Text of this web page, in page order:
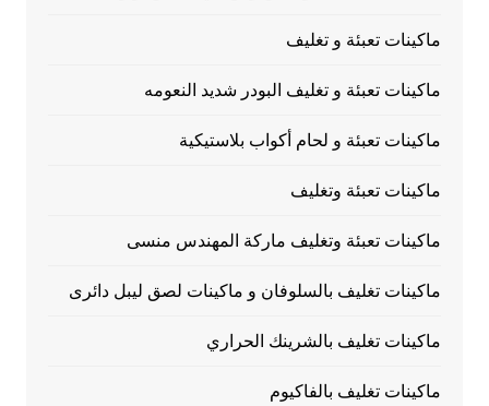
ماكينات تعبئة و تغليف
ماكينات تعبئة و تغليف البودر شديد النعومه
ماكينات تعبئة و لحام أكواب بلاستيكية
ماكينات تعبئة وتغليف
ماكينات تعبئة وتغليف ماركة المهندس منسى
ماكينات تغليف بالسلوفان و ماكينات لصق ليبل دائرى
ماكينات تغليف بالشرينك الحراري
ماكينات تغليف بالفاكيوم